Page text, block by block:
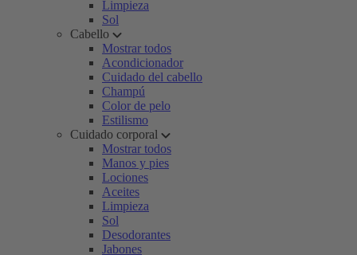
Limpieza
Sol
Cabello
Mostrar todos
Acondicionador
Cuidado del cabello
Champú
Color de pelo
Estilismo
Cuidado corporal
Mostrar todos
Manos y pies
Lociones
Aceites
Limpieza
Sol
Desodorantes
Jabones